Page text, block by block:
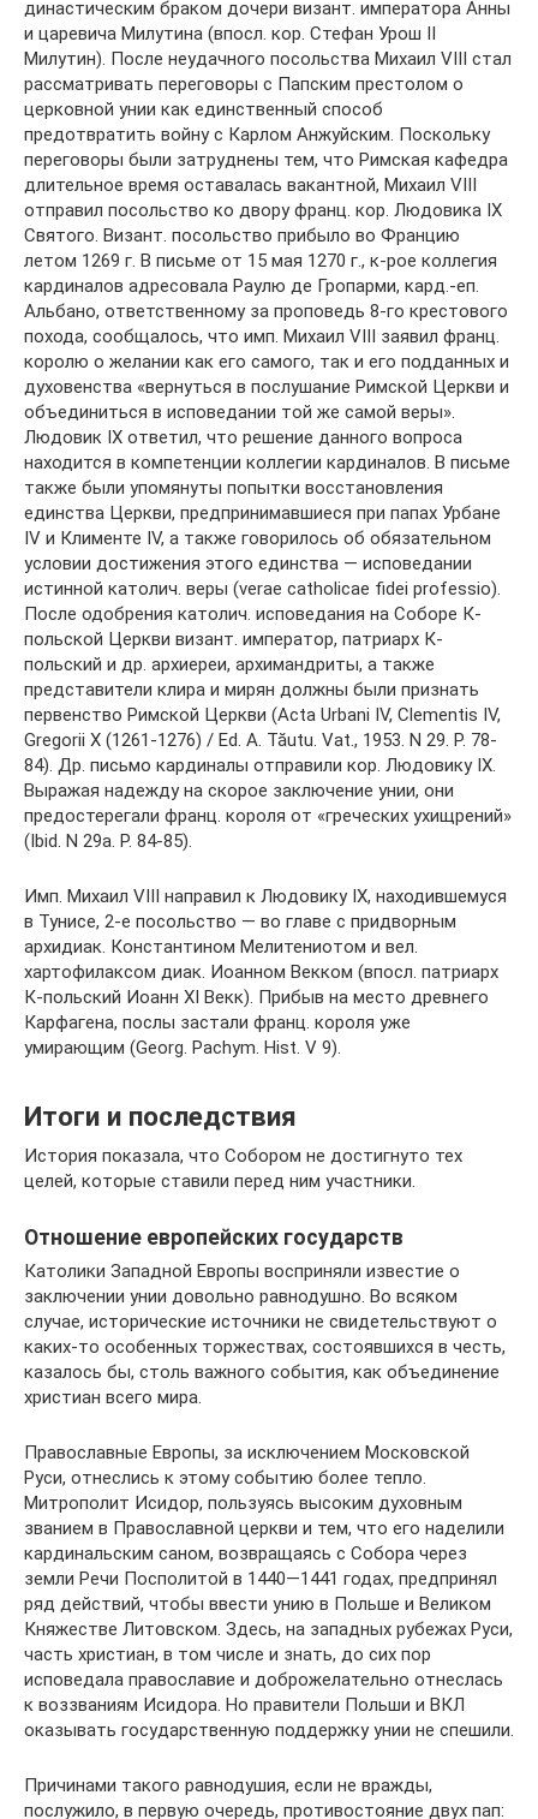
династическим браком дочери визант. императора Анны
и царевича Милутина (впосл. кор. Стефан Урош II
Милутин). После неудачного посольства Михаил VIII стал
рассматривать переговоры с Папским престолом о
церковной унии как единственный способ
предотвратить войну с Карлом Анжуйским. Поскольку
переговоры были затруднены тем, что Римская кафедра
длительное время оставалась вакантной, Михаил VIII
отправил посольство ко двору франц. кор. Людовика IX
Святого. Визант. посольство прибыло во Францию
летом 1269 г. В письме от 15 мая 1270 г., к-рое коллегия
кардиналов адресовала Раулю де Гропарми, кард.-еп.
Альбано, ответственному за проповедь 8-го крестового
похода, сообщалось, что имп. Михаил VIII заявил франц.
королю о желании как его самого, так и его подданных и
духовенства «вернуться в послушание Римской Церкви и
объединиться в исповедании той же самой веры».
Людовик IX ответил, что решение данного вопроса
находится в компетенции коллегии кардиналов. В письме
также были упомянуты попытки восстановления
единства Церкви, предпринимавшиеся при папах Урбане
IV и Клименте IV, а также говорилось об обязательном
условии достижения этого единства — исповедании
истинной католич. веры (verae catholicae fidei professio).
После одобрения католич. исповедания на Соборе К-
польской Церкви визант. император, патриарх К-
польский и др. архиереи, архимандриты, а также
представители клира и мирян должны были признать
первенство Римской Церкви (Acta Urbani IV, Clementis IV,
Gregorii X (1261-1276) / Ed. A. Tăutu. Vat., 1953. N 29. P. 78-
84). Др. письмо кардиналы отправили кор. Людовику IX.
Выражая надежду на скорое заключение унии, они
предостерегали франц. короля от «греческих ухищрений»
(Ibid. N 29a. P. 84-85).
Имп. Михаил VIII направил к Людовику IX, находившемуся
в Тунисе, 2-е посольство — во главе с придворным
архидиак. Константином Мелитениотом и вел.
хартофилаксом диак. Иоанном Векком (впосл. патриарх
К-польский Иоанн XI Векк). Прибыв на место древнего
Карфагена, послы застали франц. короля уже
умирающим (Georg. Pachym. Hist. V 9).
Итоги и последствия
История показала, что Собором не достигнуто тех
целей, которые ставили перед ним участники.
Отношение европейских государств
Католики Западной Европы восприняли известие о
заключении унии довольно равнодушно. Во всяком
случае, исторические источники не свидетельствуют о
каких-то особенных торжествах, состоявшихся в честь,
казалось бы, столь важного события, как объединение
христиан всего мира.
Православные Европы, за исключением Московской
Руси, отнеслись к этому событию более тепло.
Митрополит Исидор, пользуясь высоким духовным
званием в Православной церкви и тем, что его наделили
кардинальским саном, возвращаясь с Собора через
земли Речи Посполитой в 1440—1441 годах, предпринял
ряд действий, чтобы ввести унию в Польше и Великом
Княжестве Литовском. Здесь, на западных рубежах Руси,
часть христиан, в том числе и знать, до сих пор
исповедала православие и доброжелательно отнеслась
к воззваниям Исидора. Но правители Польши и ВКЛ
оказывать государственную поддержку унии не спешили.
Причинами такого равнодушия, если не вражды,
послужило, в первую очередь, противостояние двух пап: